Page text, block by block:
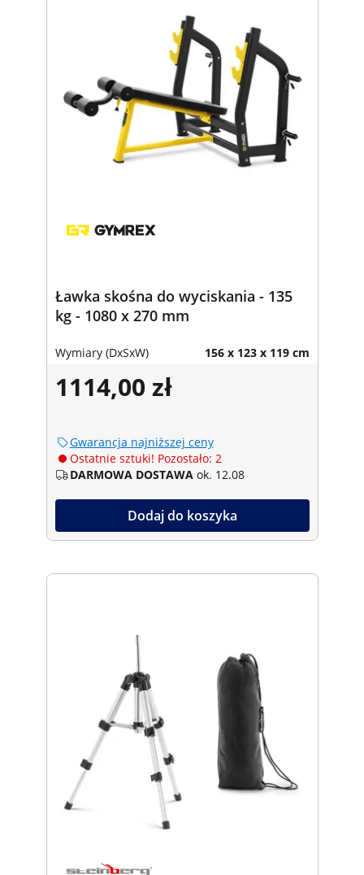
Ławka skośna do wyciskania - 135
kg - 1080 x 270 mm
Wymiary (DxSxW) 156 x 123 x 119 cm
1114,00 zł
Gwarancja najniższej ceny
Ostatnie sztuki! Pozostało: 2
DARMOWA DOSTAWA ok. 12.08
Dodaj do koszyka